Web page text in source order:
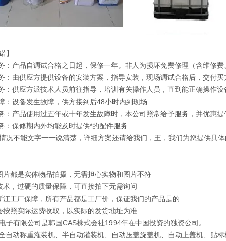
】
：产品自调试合格之日起，保修一年。非人为损坏免费修理（含维修
：由供应方提供设备的安装方案，指导安装，现场调试合格后，交付买
：供应方派技术人员前往指导，培训有关操作人员，直到能正确操作
：设备发生故障，供方接到后48小时内到现场
：产品使用过五年或十年发生故障时，本公司照常给予服务，并优惠提
：保修期内外均能及时提供*的配件服务
况不能文字一一说清楚，详细方案还请给我们，王，我们为您提供具
片都是实体物品拍摄，无需担心实物和图片不符
术，过硬的质量保障，可直接拍下无需询问
江工厂保障，所有产品都是工厂价，保证我们的产品是的
按照实际运费收取，以实际的发货地址为准
子有限公司是韩国CAS株式会社1994年在中国投资的独资公司。
自动称重灌装机、半自动灌装机、自动压盖旋盖机、自动上盖机、贴